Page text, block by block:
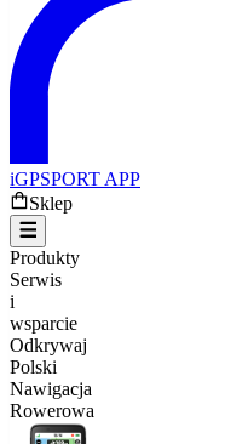
iGPSPORT APP
Sklep
Produkty
Serwis
i
wsparcie
Odkrywaj
Polski
Nawigacja
Rowerowa